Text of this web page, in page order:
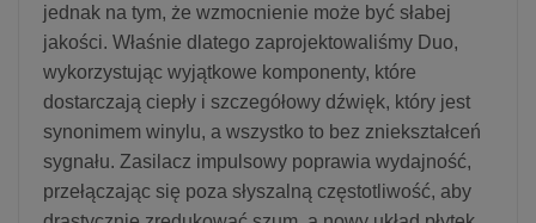
jednak na tym, że wzmocnienie może być słabej
jakości. Właśnie dlatego zaprojektowaliśmy Duo,
wykorzystując wyjątkowe komponenty, które
dostarczają ciepły i szczegółowy dźwięk, który jest
synonimem winylu, a wszystko to bez zniekształceń
sygnału. Zasilacz impulsowy poprawia wydajność,
przełączając się poza słyszalną częstotliwość, aby